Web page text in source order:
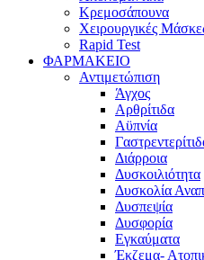
Κρεμοσάπουνα
Χειρουργικές
Rapid Test
ΦΑΡΜΑΚΕΙΟ
Αντιμετώπιση
Άγχος
Αρθρίτιδα
Αϋπνία
Διάρροια
Δυσκοιλιότητα
Δυσκολία
Δυσπεψία
Δυσφορία
Εγκαύματα
Έκζεμα-